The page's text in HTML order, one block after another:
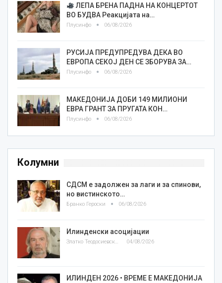
ЛЕПА БРЕНА ПАДНА НА КОНЦЕРТОТ
ВО БУДВА Реакцијата на…
Плусинфо 06/08/2026
РУСИЈА ПРЕДУПРЕДУВА ДЕКА ВО
ЕВРОПА СЕКОЈ ДЕН СЕ ЗБОРУВА ЗА…
Плусинфо 06/08/2026
МАКЕДОНИЈА ДОБИ 149 МИЛИОНИ
ЕВРА ГРАНТ ЗА ПРУГАТА КОН…
Плусинфо 06/08/2026
Колумни
СДСМ е задолжен за лаги и за спинови,
но вистинското…
Бранко Героски 06/08/2026
Илинденски асоцијации
Златко Теодосиевски 04/08/2026
ИЛИНДЕН 2026 • ВРЕМЕ Е МАКЕДОНИЈА